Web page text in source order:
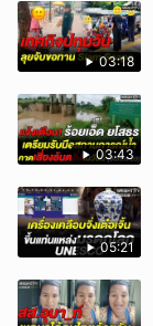
03:18
03:43
05:21